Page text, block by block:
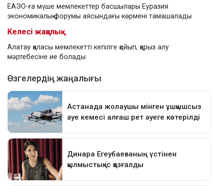
ЕАЭО-ға мүше мемлекеттер басшылары Еуразия
экономикалық форумы аясындағы көрмені тамашалады
Келесі жаңалық
Алатау қаласы мемлекетті кепілге қойып, қарыз алу
мәртебесіне ие болады